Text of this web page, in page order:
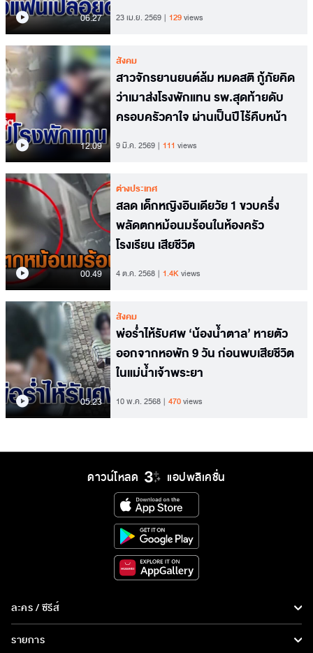
06.27 23 เม.ย. 2569 129views
12.09
สังคม
สาวจักรยานยนต์ล้ม หมดสติ กู้ภัยคิด
ว่าเมาส่งโรงพักแทน รพ.สุดท้ายดับ
ครอบครัวคาใจ ผ่านเป็นปีไร้คืบหน้า
9 มี.ค. 2569 111 views
00.49
ต่างประเทศ
สลด เด็กหญิงอินเดียวัย 1 ขวบครึ่ง
พลัดตกหม้อนมร้อนในห้องครัว
โรงเรียน เสียชีวิต
4 ต.ค. 2568 1.4Kviews
05.23
สังคม
พ่อร่ำไห้รับศพ ‘น้องน้ำตาล’ หายตัว
ออกจากหอพัก 9 วัน ก่อนพบเสียชีวิต
ในแม่น้ำเจ้าพระยา
10 พ.ค. 2568 470views
ดาวน์โหลด แอปพลิเคชั่น
ละคร / ซีรีส์
ละคร/ซีรีส์
รายการ